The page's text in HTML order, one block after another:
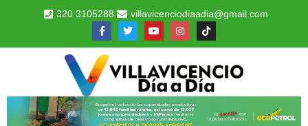
320 3105288 villavicenciodiaadia@gmail.com